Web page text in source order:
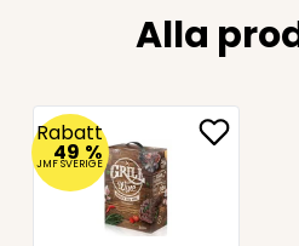
Alla
Rabatt
49 %
JMF SVERIGE